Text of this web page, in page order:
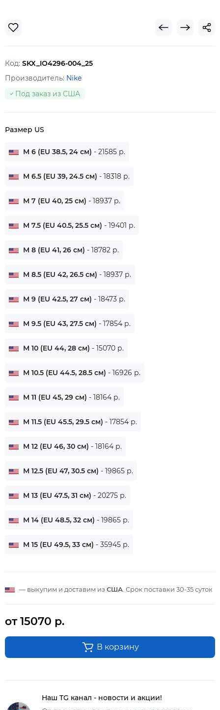
Код: SKX_IO4296-004_25
Производитель: Nike
Под заказ из США
Размер US
M 6 (EU 38.5, 24 см) - 21585 р.
M 6.5 (EU 39, 24.5 см) - 18318 р.
M 7 (EU 40, 25 см) - 18937 р.
M 7.5 (EU 40.5, 25.5 см) - 19401 р.
M 8 (EU 41, 26 см) - 18782 р.
M 8.5 (EU 42, 26.5 см) - 18937 р.
M 9 (EU 42.5, 27 см) - 18473 р.
M 9.5 (EU 43, 27.5 см) - 17854 р.
M 10 (EU 44, 28 см) - 15070 р.
M 10.5 (EU 44.5, 28.5 см) - 16926 р.
M 11 (EU 45, 29 см) - 18164 р.
M 11.5 (EU 45.5, 29.5 см) - 17854 р.
M 12 (EU 46, 30 см) - 18164 р.
M 12.5 (EU 47, 30.5 см) - 19865 р.
M 13 (EU 47.5, 31 см) - 20275 р.
M 14 (EU 48.5, 32 см) - 19865 р.
M 15 (EU 49.5, 33 см) - 35945 р.
— выкупим и доставим из США . Срок поставки 30-35 суток
от 15070 р.
В корзину
Наш TG канал - новости и акции!